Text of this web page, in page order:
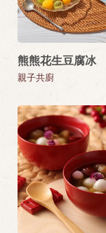
熊熊花生豆腐冰
親子共廚